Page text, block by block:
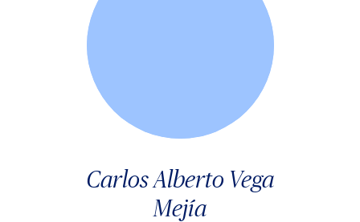
Carlos Alberto Vega
Mejía